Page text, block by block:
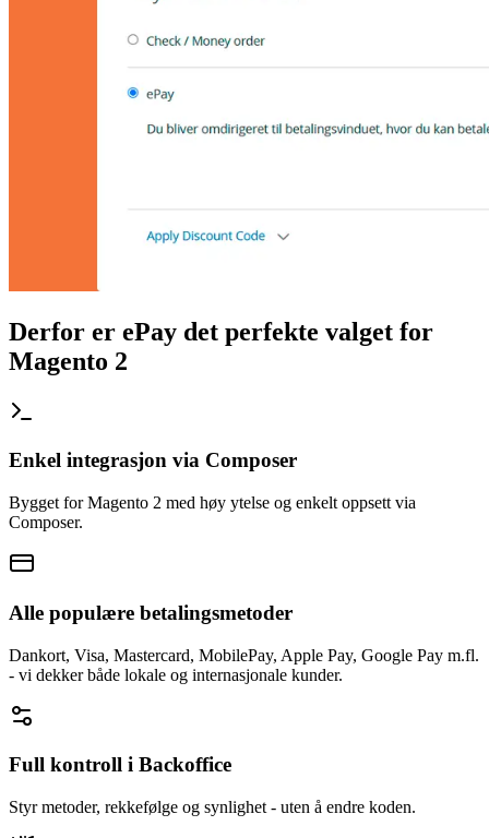
Derfor er ePay det perfekte valget for
Magento 2
Enkel integrasjon via Composer
Bygget for Magento 2 med høy ytelse og enkelt oppsett via
Composer.
Alle populære betalingsmetoder
Dankort, Visa, Mastercard, MobilePay, Apple Pay, Google Pay m.fl.
- vi dekker både lokale og internasjonale kunder.
Full kontroll i Backoffice
Styr metoder, rekkefølge og synlighet - uten å endre koden.